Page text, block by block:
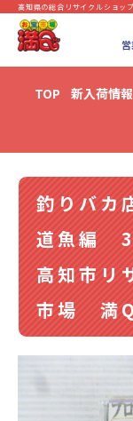
高知県の総合リサイクルショッ
TOP 新入荷情報
新入荷・セー
釣り
道
高知市リ
市場 満Q